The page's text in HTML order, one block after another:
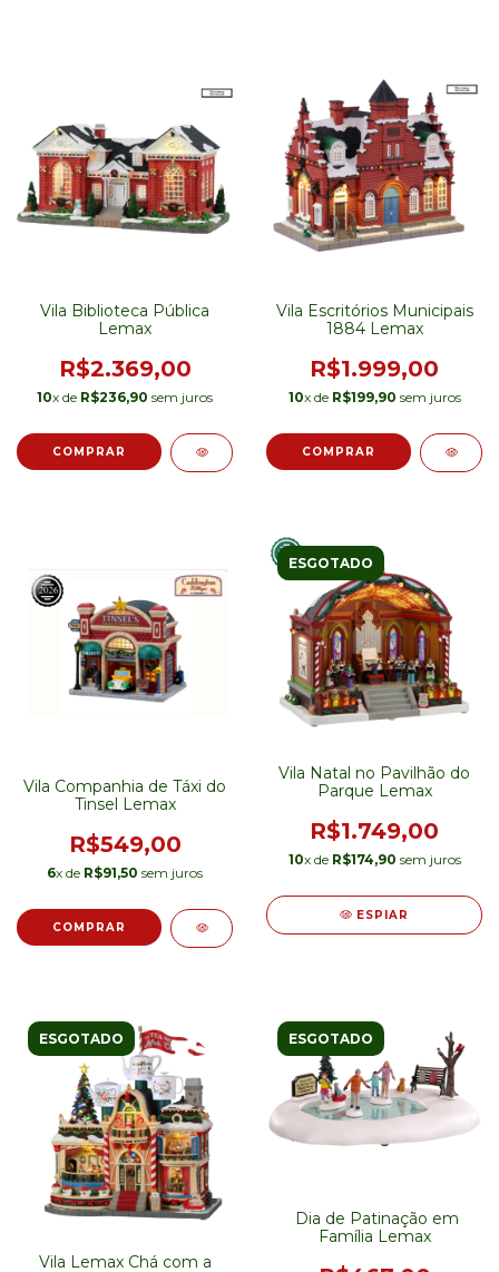
Vila Biblioteca Pública
Lemax
R$2.369,00
10x de R$236,90 sem juros
Vila Escritórios Municipais
1884 Lemax
R$1.999,00
10x de R$199,90 sem juros
Vila Companhia de Táxi do
Tinsel Lemax
R$549,00
6x de R$91,50 sem juros
ESGOTADO
Vila Natal no Pavilhão do
Parque Lemax
R$1.749,00
10x de R$174,90 sem juros
ESPIAR
ESGOTADO
Vila Lemax Chá com a
ESGOTADO
Dia de Patinação em
Família Lemax